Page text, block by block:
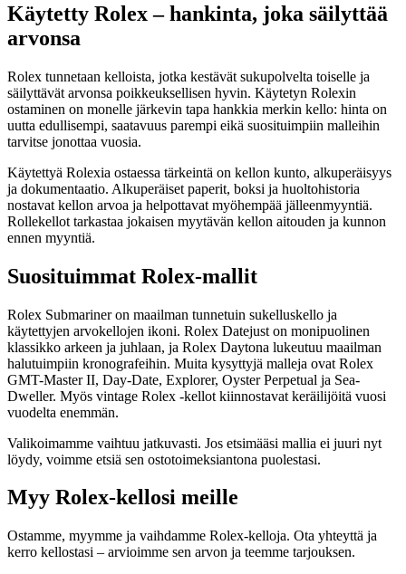
Käytetty Rolex – hankinta, joka säilyttää
arvonsa
Rolex tunnetaan kelloista, jotka kestävät sukupolvelta toiselle ja
säilyttävät arvonsa poikkeuksellisen hyvin. Käytetyn Rolexin
ostaminen on monelle järkevin tapa hankkia merkin kello: hinta on
uutta edullisempi, saatavuus parempi eikä suosituimpiin malleihin
tarvitse jonottaa vuosia.
Käytettyä Rolexia ostaessa tärkeintä on kellon kunto, alkuperäisyys
ja dokumentaatio. Alkuperäiset paperit, boksi ja huoltohistoria
nostavat kellon arvoa ja helpottavat myöhempää jälleenmyyntiä.
Rollekellot tarkastaa jokaisen myytävän kellon aitouden ja kunnon
ennen myyntiä.
Suosituimmat Rolex-mallit
Rolex Submariner on maailman tunnetuin sukelluskello ja
käytettyjen arvokellojen ikoni. Rolex Datejust on monipuolinen
klassikko arkeen ja juhlaan, ja Rolex Daytona lukeutuu maailman
halutuimpiin kronografeihin. Muita kysyttyjä malleja ovat Rolex
GMT-Master II, Day-Date, Explorer, Oyster Perpetual ja Sea-
Dweller. Myös vintage Rolex -kellot kiinnostavat keräilijöitä vuosi
vuodelta enemmän.
Valikoimamme vaihtuu jatkuvasti. Jos etsimääsi mallia ei juuri nyt
löydy, voimme etsiä sen ostotoimeksiantona puolestasi.
Myy Rolex-kellosi meille
Ostamme, myymme ja vaihdamme Rolex-kelloja. Ota yhteyttä ja
kerro kellostasi – arvioimme sen arvon ja teemme tarjouksen.